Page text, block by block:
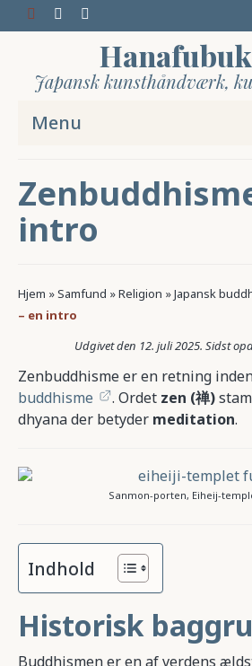
Japansk kunsthåndværk,
Menu
intro
Hjem »Samfund »Religion »Japansk
– en intro
12. juli 2025
Zenbuddhisme er en retning
buddhisme
. Ordet zen (禅)
dhyana der betyder meditation.
Sanmon-porten, Eiheij-
Indhold
Historisk
Buddhismen er en af verdens